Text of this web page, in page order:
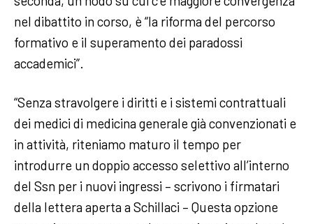
nel dibattito in corso, è “la riforma del percorso
formativo e il superamento dei paradossi
accademici”.
“Senza stravolgere i diritti e i sistemi contrattuali
dei medici di medicina generale già convenzionati e
in attività, riteniamo maturo il tempo per
introdurre un doppio accesso selettivo all’interno
del Ssn per i nuovi ingressi – scrivono i firmatari
della lettera aperta a Schillaci – Questa opzione